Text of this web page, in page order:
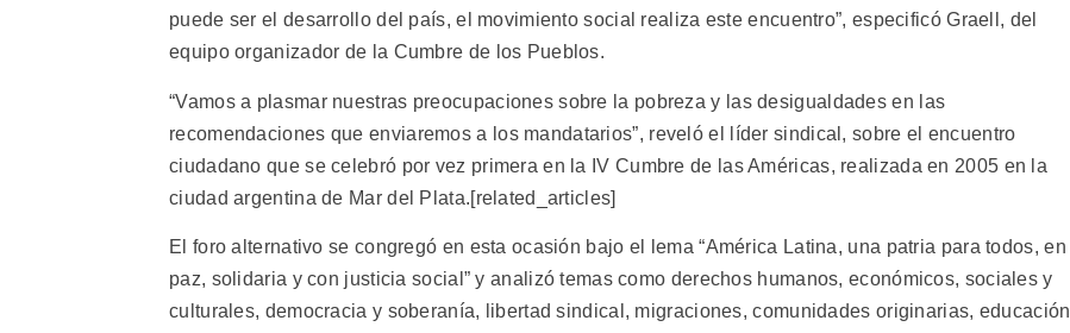
puede ser el desarrollo del país, el movimiento social realiza este encuentro”, especificó Graell, del
equipo organizador de la Cumbre de los Pueblos.
“Vamos a plasmar nuestras preocupaciones sobre la pobreza y las desigualdades en las
recomendaciones que enviaremos a los mandatarios”, reveló el líder sindical, sobre el encuentro
ciudadano que se celebró por vez primera en la IV Cumbre de las Américas, realizada en 2005 en la
ciudad argentina de Mar del Plata.[related_articles]
El foro alternativo se congregó en esta ocasión bajo el lema “América Latina, una patria para todos, en
paz, solidaria y con justicia social” y analizó temas como derechos humanos, económicos, sociales y
culturales, democracia y soberanía, libertad sindical, migraciones, comunidades originarias, educación